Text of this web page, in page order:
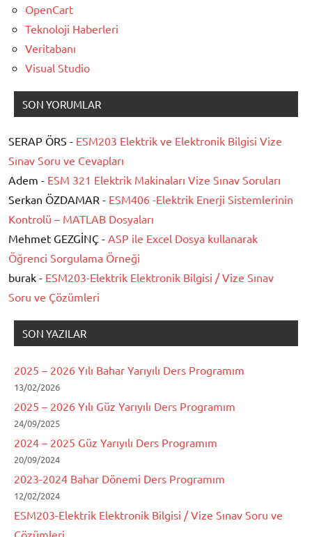
OpenCart
Teknoloji Haberleri
Veritabanı
Visual Studio
SON YORUMLAR
SERAP ÖRS - ESM203 Elektrik ve Elektronik Bilgisi Vize
Sınav Soru ve Cevapları
Adem - ESM 321 Elektrik Makinaları Vize Sınav Soruları
Serkan ÖZDAMAR - ESM406 -Elektrik Enerji Sistemlerinin
Kontrolü – MATLAB Dosyaları
Mehmet GEZGİNÇ - ASP ile Excel Dosya kullanarak
Öğrenci Sorgulama Örneği
burak - ESM203-Elektrik Elektronik Bilgisi / Vize Sınav
Soru ve Çözümleri
SON YAZILAR
2025 – 2026 Yılı Bahar Yarıyılı Ders Programım
13/02/2026
2025 – 2026 Yılı Güz Yarıyılı Ders Programım
24/09/2025
2024 – 2025 Güz Yarıyılı Ders Programım
20/09/2024
2023-2024 Bahar Dönemi Ders Programım
12/02/2024
ESM203-Elektrik Elektronik Bilgisi / Vize Sınav Soru ve